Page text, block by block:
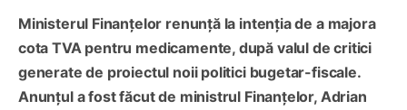
Ministerul Finanțelor renunță la intenția de a majora
cota TVA pentru medicamente, după valul de critici
generate de proiectul noii politici bugetar-fiscale.
Anunțul a fost făcut de ministrul Finanțelor, Adrian